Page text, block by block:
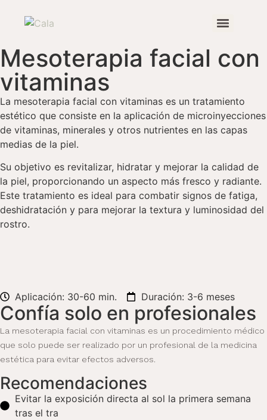
Mesoterapia facial con
vitaminas
La mesoterapia facial con vitaminas es un tratamiento
estético que consiste en la aplicación de microinyecciones
de vitaminas, minerales y otros nutrientes en las capas
medias de la piel.
Su objetivo es revitalizar, hidratar y mejorar la calidad de
la piel, proporcionando un aspecto más fresco y radiante.
Este tratamiento es ideal para combatir signos de fatiga,
deshidratación y para mejorar la textura y luminosidad del
rostro.
Aplicación: 30-60 min. Duración: 3-6 meses
Confía solo en profesionales
La mesoterapia facial con vitaminas es un procedimiento médico
que solo puede ser realizado por un profesional de la medicina
estética para evitar efectos adversos.
Recomendaciones
Evitar la exposición directa al sol la primera semana
tras el tra